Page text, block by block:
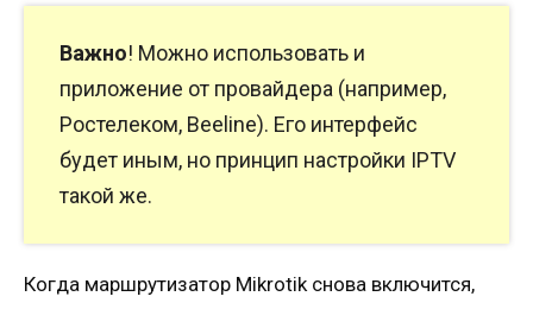
Важно! Можно использовать и
приложение от провайдера (например,
Ростелеком, Beeline). Его интерфейс
будет иным, но принцип настройки IPTV
такой же.
Когда маршрутизатор Mikrotik снова включится,